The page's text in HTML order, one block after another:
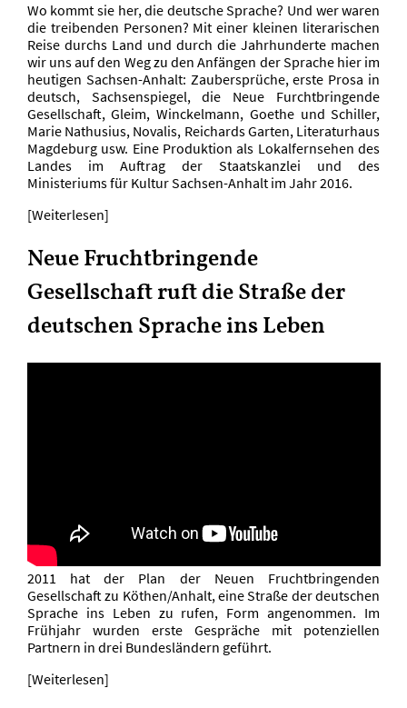
Wo kommt sie her, die deutsche Sprache? Und wer waren
die treibenden Personen? Mit einer kleinen literarischen
Reise durchs Land und durch die Jahrhunderte machen
wir uns auf den Weg zu den Anfängen der Sprache hier im
heutigen Sachsen-Anhalt: Zaubersprüche, erste Prosa in
deutsch, Sachsenspiegel, die Neue Furchtbringende
Gesellschaft, Gleim, Winckelmann, Goethe und Schiller,
Marie Nathusius, Novalis, Reichards Garten, Literaturhaus
Magdeburg usw. Eine Produktion als Lokalfernsehen des
Landes im Auftrag der Staatskanzlei und des
Ministeriums für Kultur Sachsen-Anhalt im Jahr 2016.
[Weiterlesen]
Neue Fruchtbringende
Gesellschaft ruft die Straße der
deutschen Sprache ins Leben
2011 hat der Plan der Neuen Fruchtbringenden
Gesellschaft zu Köthen/Anhalt, eine Straße der deutschen
Sprache ins Leben zu rufen, Form angenommen. Im
Frühjahr wurden erste Gespräche mit potenziellen
Partnern in drei Bundesländern geführt.
[Weiterlesen]